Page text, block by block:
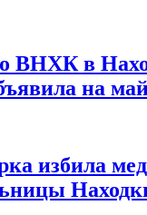
ВНХК в
на
избила